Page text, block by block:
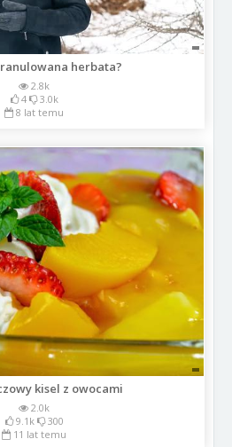
herbata?
2.8k
4
3.0k
8 lat temu
kisel z owocami
2.0k
9.1k
300
11 lat temu